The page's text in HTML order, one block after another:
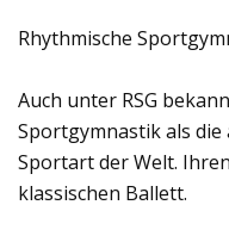
Rhythmische
Auch unter RSG
Sportgymnastik als
Sportart der Welt.
klassischen Ballett.